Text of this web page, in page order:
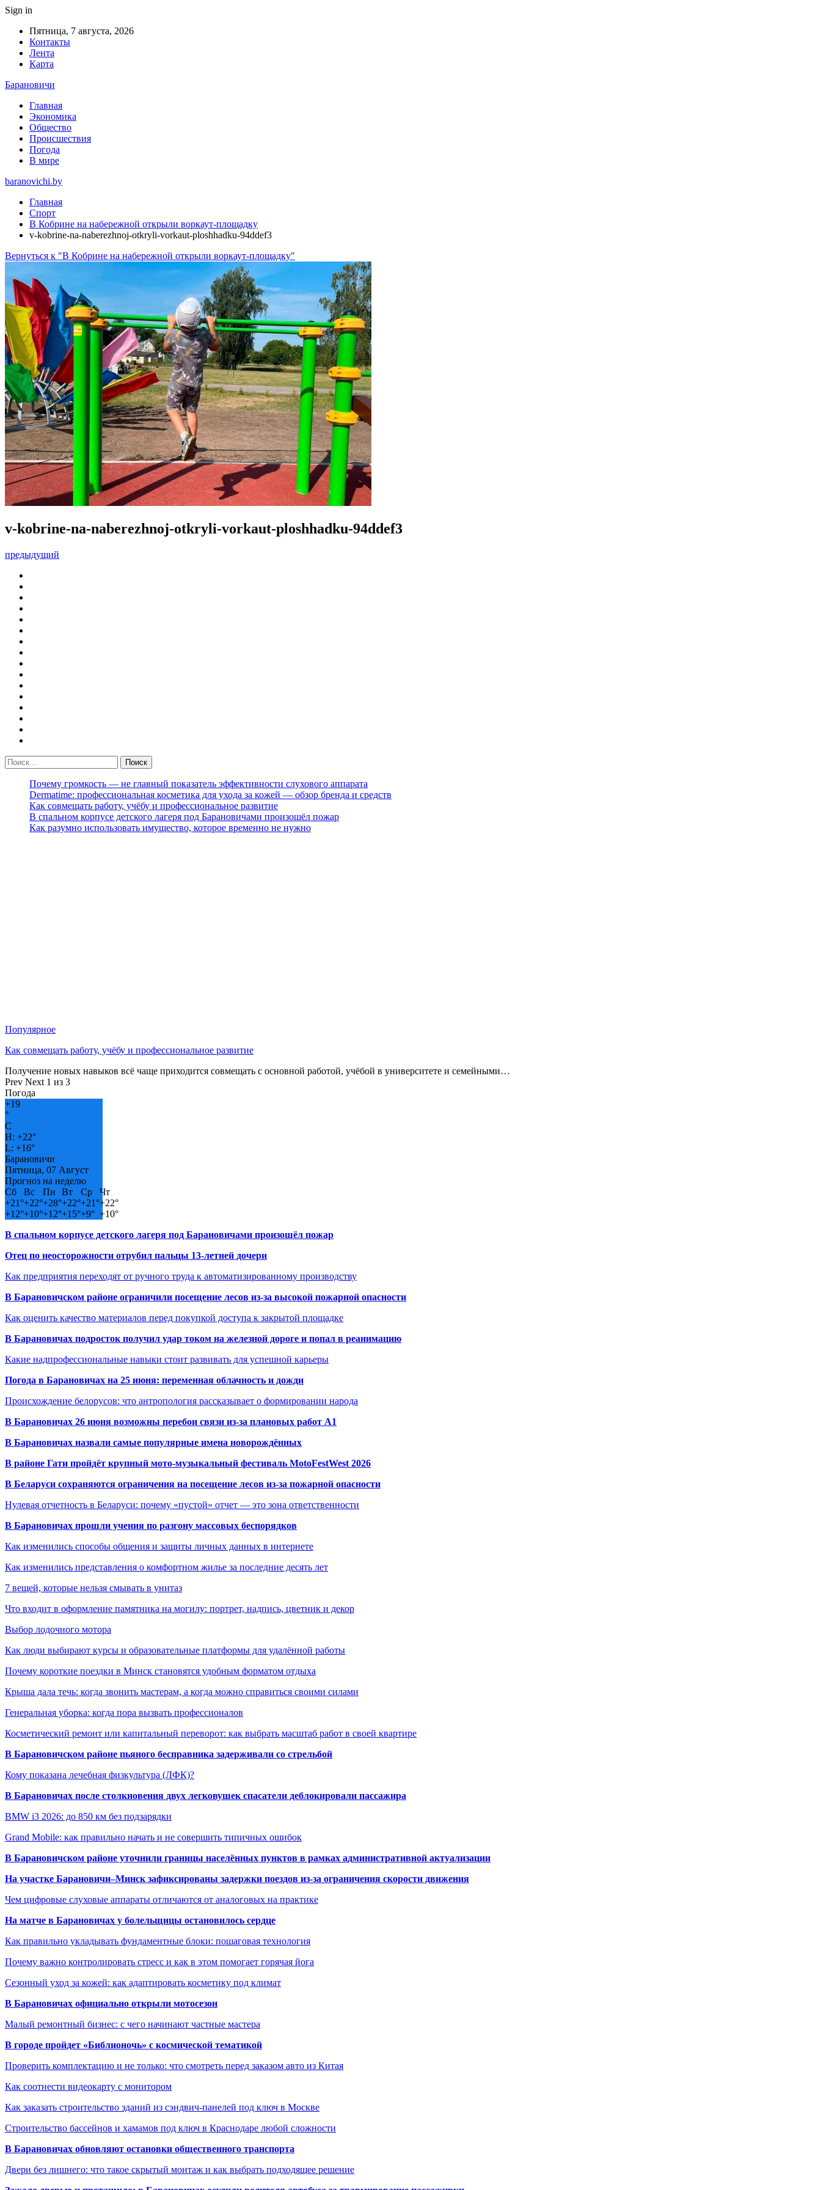
Sign in
Пятница, 7 августа, 2026
Контакты
Лента
Карта
Барановичи
Главная
Экономика
Общество
Происшествия
Погода
В мире
baranovichi.by
Главная
Спорт
В Кобрине на набережной открыли воркаут-площадку
v-kobrine-na-naberezhnoj-otkryli-vorkaut-ploshhadku-94ddef3
Вернуться к "В Кобрине на набережной открыли воркаут-площадку"
v-kobrine-na-naberezhnoj-otkryli-vorkaut-ploshhadku-94ddef3
предыдущий
Почему громкость — не главный показатель эффективности слухового аппарата
Dermatime: профессиональная косметика для ухода за кожей — обзор бренда и средств
Как совмещать работу, учёбу и профессиональное развитие
В спальном корпусе детского лагеря под Барановичами произошёл пожар
Как разумно использовать имущество, которое временно не нужно
Популярное
Как совмещать работу, учёбу и профессиональное развитие
Получение новых навыков всё чаще приходится совмещать с основной работой, учёбой в университете и семейными…
Prev Next 1 из 3
Погода
+19
°
C
H: +22°
L: +16°
Барановичи
Пятница, 07 Август
Прогноз на неделю
Сб
Вс Пн Вт Ср
Чт
+21°+22°+28°+22°+21°+22°
+12°+10°+12°+15°+9° +10°
В спальном корпусе детского лагеря под Барановичами произошёл пожар
Отец по неосторожности отрубил пальцы 13-летней дочери
Как предприятия переходят от ручного труда к автоматизированному производству
В Барановичском районе ограничили посещение лесов из-за высокой пожарной опасности
Как оценить качество материалов перед покупкой доступа к закрытой площадке
В Барановичах подросток получил удар током на железной дороге и попал в реанимацию
Какие надпрофессиональные навыки стоит развивать для успешной карьеры
Погода в Барановичах на 25 июня: переменная облачность и дожди
Происхождение белорусов: что антропология рассказывает о формировании народа
В Барановичах 26 июня возможны перебои связи из-за плановых работ A1
В Барановичах назвали самые популярные имена новорождённых
В районе Гати пройдёт крупный мото-музыкальный фестиваль MotoFestWest 2026
В Беларуси сохраняются ограничения на посещение лесов из-за пожарной опасности
Нулевая отчетность в Беларуси: почему «пустой» отчет — это зона ответственности
В Барановичах прошли учения по разгону массовых беспорядков
Как изменились способы общения и защиты личных данных в интернете
Как изменились представления о комфортном жилье за последние десять лет
7 вещей, которые нельзя смывать в унитаз
Что входит в оформление памятника на могилу: портрет, надпись, цветник и декор
Выбор лодочного мотора
Как люди выбирают курсы и образовательные платформы для удалённой работы
Почему короткие поездки в Минск становятся удобным форматом отдыха
Крыша дала течь: когда звонить мастерам, а когда можно справиться своими силами
Генеральная уборка: когда пора вызвать профессионалов
Косметический ремонт или капитальный переворот: как выбрать масштаб работ в своей квартире
В Барановичском районе пьяного бесправника задерживали со стрельбой
Кому показана лечебная физкультура (ЛФК)?
В Барановичах после столкновения двух легковушек спасатели деблокировали пассажира
BMW i3 2026: до 850 км без подзарядки
Grand Mobile: как правильно начать и не совершить типичных ошибок
В Барановичском районе уточнили границы населённых пунктов в рамках административной актуализации
На участке Барановичи–Минск зафиксированы задержки поездов из-за ограничения скорости движения
Чем цифровые слуховые аппараты отличаются от аналоговых на практике
На матче в Барановичах у болельщицы остановилось сердце
Как правильно укладывать фундаментные блоки: пошаговая технология
Почему важно контролировать стресс и как в этом помогает горячая йога
Сезонный уход за кожей: как адаптировать косметику под климат
В Барановичах официально открыли мотосезон
Малый ремонтный бизнес: с чего начинают частные мастера
В городе пройдет «Библионочь» с космической тематикой
Проверить комплектацию и не только: что смотреть перед заказом авто из Китая
Как соотнести видеокарту с монитором
Как заказать строительство зданий из сэндвич-панелей под ключ в Москве
Строительство бассейнов и хамамов под ключ в Краснодаре любой сложности
В Барановичах обновляют остановки общественного транспорта
Двери без лишнего: что такое скрытый монтаж и как выбрать подходящее решение